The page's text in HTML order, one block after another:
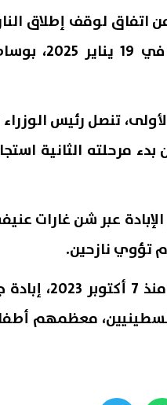
اتفاق لوقف إطلاق
حركة “حماس”
تنصل رئيس الوزراء
بدء مرحلته الثانية
18 مارس جرائم الإبادة عبر شن
تؤوي نازحين.
وبدعم أمريكي مطلق
الفلسطينيين، معظمهم